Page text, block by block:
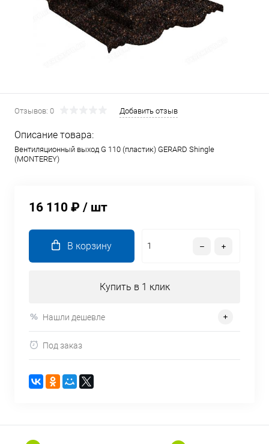
Отзывов: 0 Добавить отзыв
Описание товара:
Вентиляционный выход G 110 (пластик) GERARD Shingle
(MONTEREY)
16 110 ₽ / шт
В корзину
Купить в 1 клик
Нашли дешевле
Под заказ